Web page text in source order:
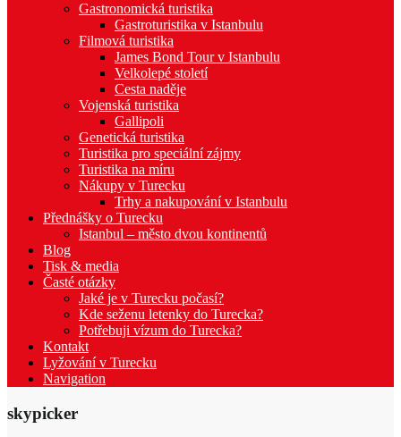
Gastronomická turistika
Gastroturistika v Istanbulu
Filmová turistika
James Bond Tour v Istanbulu
Velkolepé století
Cesta naděje
Vojenská turistika
Gallipoli
Genetická turistika
Turistika pro speciální zájmy
Turistika na míru
Nákupy v Turecku
Trhy a nakupování v Istanbulu
Přednášky o Turecku
Istanbul – město dvou kontinentů
Blog
Tisk & media
Časté otázky
Jaké je v Turecku počasí?
Kde seženu letenky do Turecka?
Potřebuji vízum do Turecka?
Kontakt
Lyžování v Turecku
Navigation
skypicker